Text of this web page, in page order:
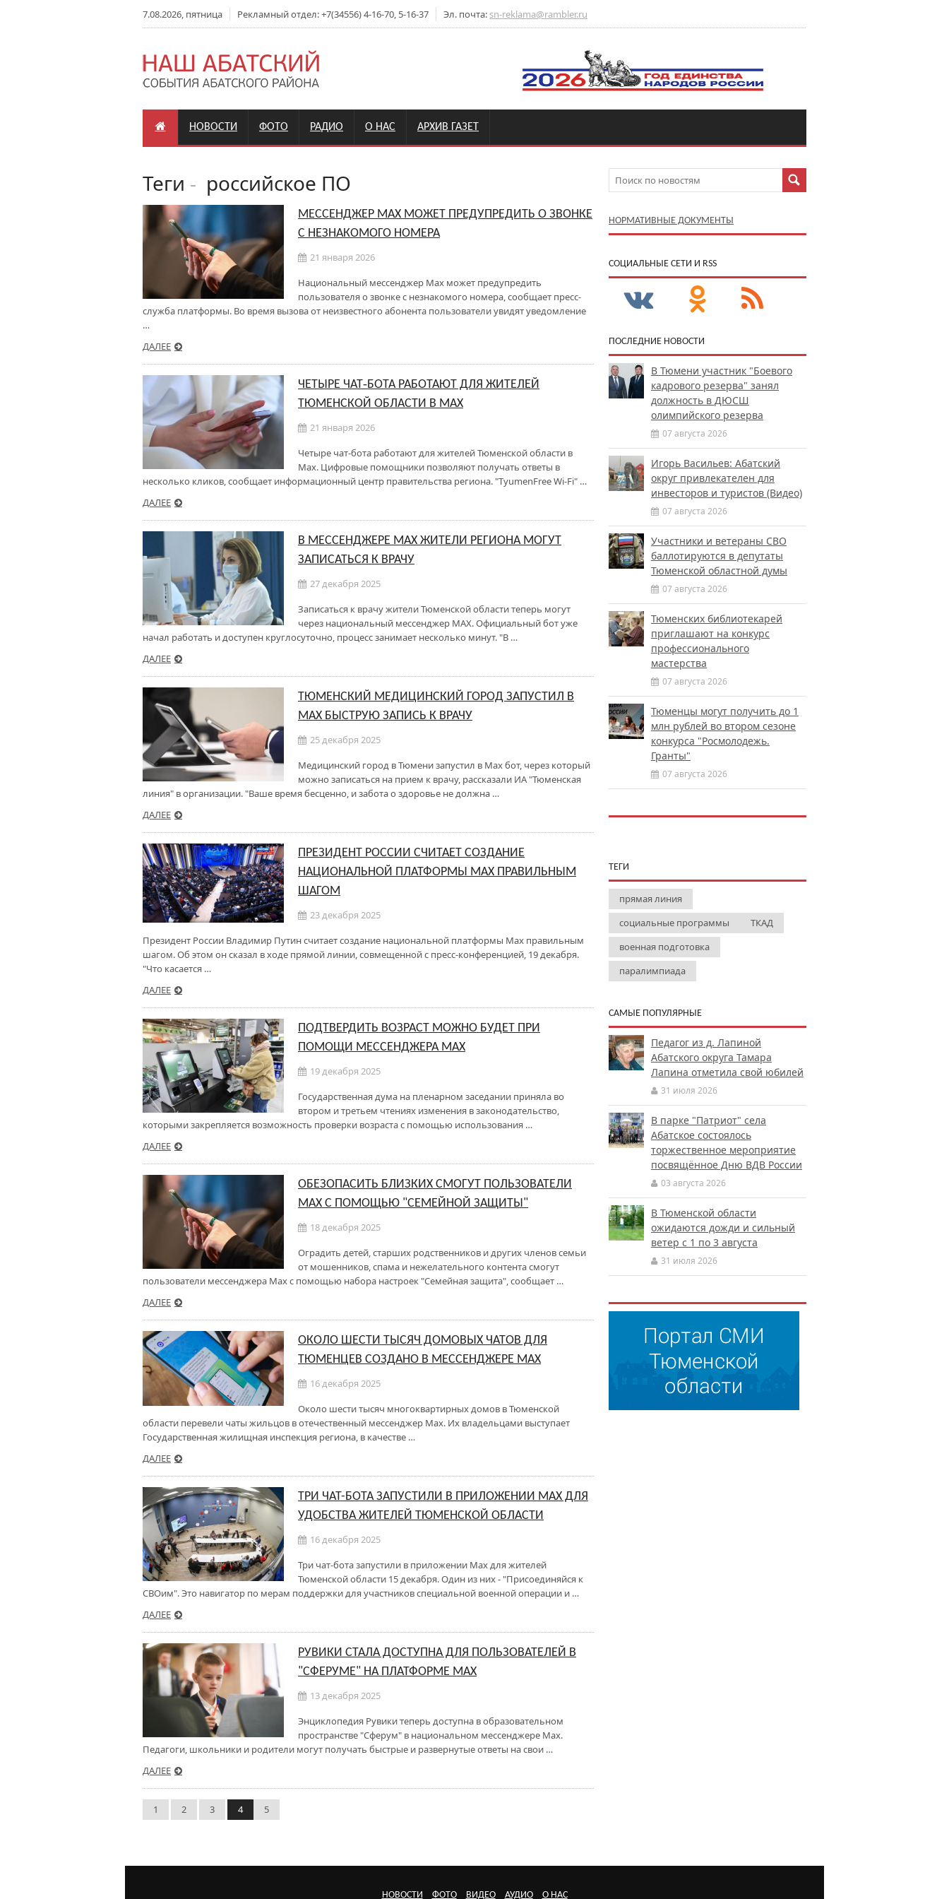
7.08.2026, пятница Рекламный отдел: +7(34556) 4-16-70, 5-16-37 Эл. почта: sn-reklama@rambler.ru
НОВОСТИ ФОТО РАДИО О НАС АРХИВ ГАЗЕТ
Теги - российское ПО
МЕССЕНДЖЕР МАХ МОЖЕТ ПРЕДУПРЕДИТЬ О ЗВОНКЕ
С НЕЗНАКОМОГО НОМЕРА
21 января 2026
Национальный мессенджер Мах может предупредить
пользователя о звонке с незнакомого номера, сообщает пресс-
служба платформы. Во время вызова от неизвестного абонента пользователи увидят уведомление
…
ДАЛЕЕ
ЧЕТЫРЕ ЧАТ‑БОТА РАБОТАЮТ ДЛЯ ЖИТЕЛЕЙ
ТЮМЕНСКОЙ ОБЛАСТИ В MAX
21 января 2026
Четыре чат‑бота работают для жителей Тюменской области в
Max. Цифровые помощники позволяют получать ответы в
несколько кликов, сообщает информационный центр правительства региона. "TyumenFree Wi-Fi" …
ДАЛЕЕ
В МЕССЕНДЖЕРЕ MAX ЖИТЕЛИ РЕГИОНА МОГУТ
ЗАПИСАТЬСЯ К ВРАЧУ
27 декабря 2025
Записаться к врачу жители Тюменской области теперь могут
через национальный мессенджер MAX. Официальный бот уже
начал работать и доступен круглосуточно, процесс занимает несколько минут. "В …
ДАЛЕЕ
ТЮМЕНСКИЙ МЕДИЦИНСКИЙ ГОРОД ЗАПУСТИЛ В
МАХ БЫСТРУЮ ЗАПИСЬ К ВРАЧУ
25 декабря 2025
Медицинский город в Тюмени запустил в Max бот, через который
можно записаться на прием к врачу, рассказали ИА "Тюменская
линия" в организации. "Ваше время бесценно, и забота о здоровье не должна …
ДАЛЕЕ
ПРЕЗИДЕНТ РОССИИ СЧИТАЕТ СОЗДАНИЕ
НАЦИОНАЛЬНОЙ ПЛАТФОРМЫ МАХ ПРАВИЛЬНЫМ
ШАГОМ
23 декабря 2025
Президент России Владимир Путин считает создание национальной платформы Мах правильным
шагом. Об этом он сказал в ходе прямой линии, совмещенной с пресс-конференцией, 19 декабря.
"Что касается …
ДАЛЕЕ
ПОДТВЕРДИТЬ ВОЗРАСТ МОЖНО БУДЕТ ПРИ
ПОМОЩИ МЕССЕНДЖЕРА МАХ
19 декабря 2025
Государственная дума на пленарном заседании приняла во
втором и третьем чтениях изменения в законодательство,
которыми закрепляется возможность проверки возраста с помощью использования …
ДАЛЕЕ
ОБЕЗОПАСИТЬ БЛИЗКИХ СМОГУТ ПОЛЬЗОВАТЕЛИ
МАХ С ПОМОЩЬЮ "СЕМЕЙНОЙ ЗАЩИТЫ"
18 декабря 2025
Оградить детей, старших родственников и других членов семьи
от мошенников, спама и нежелательного контента смогут
пользователи мессенджера Мах с помощью набора настроек "Семейная защита", сообщает …
ДАЛЕЕ
ОКОЛО ШЕСТИ ТЫСЯЧ ДОМОВЫХ ЧАТОВ ДЛЯ
ТЮМЕНЦЕВ СОЗДАНО В МЕССЕНДЖЕРЕ МАХ
16 декабря 2025
Около шести тысяч многоквартирных домов в Тюменской
области перевели чаты жильцов в отечественный мессенджер Мах. Их владельцами выступает
Государственная жилищная инспекция региона, в качестве …
ДАЛЕЕ
ТРИ ЧАТ-БОТА ЗАПУСТИЛИ В ПРИЛОЖЕНИИ MAX ДЛЯ
УДОБСТВА ЖИТЕЛЕЙ ТЮМЕНСКОЙ ОБЛАСТИ
16 декабря 2025
Три чат-бота запустили в приложении Max для жителей
Тюменской области 15 декабря. Один из них - "Присоединяйся к
СВОим". Это навигатор по мерам поддержки для участников специальной военной операции и …
ДАЛЕЕ
РУВИКИ СТАЛА ДОСТУПНА ДЛЯ ПОЛЬЗОВАТЕЛЕЙ В
"СФЕРУМЕ" НА ПЛАТФОРМЕ МАХ
13 декабря 2025
Энциклопедия Рувики теперь доступна в образовательном
пространстве "Сферум" в национальном мессенджере Мax.
Педагоги, школьники и родители могут получать быстрые и развернутые ответы на свои …
ДАЛЕЕ
1 2 3 4 5
НОРМАТИВНЫЕ ДОКУМЕНТЫ
CОЦИАЛЬНЫЕ СЕТИ И RSS
ПОСЛЕДНИЕ НОВОСТИ
В Тюмени участник "Боевого
кадрового резерва" занял
должность в ДЮСШ
олимпийского резерва
07 августа 2026
Игорь Васильев: Абатский
округ привлекателен для
инвесторов и туристов (Видео)
07 августа 2026
Участники и ветераны СВО
баллотируются в депутаты
Тюменской областной думы
07 августа 2026
Тюменских библиотекарей
приглашают на конкурс
профессионального
мастерства
07 августа 2026
Тюменцы могут получить до 1
млн рублей во втором сезоне
конкурса "Росмолодежь.
Гранты"
07 августа 2026
ТЕГИ
прямая линия
социальные программы
ТКАД
военная подготовка
паралимпиада
САМЫЕ ПОПУЛЯРНЫЕ
Педагог из д. Лапиной
Абатского округа Тамара
Лапина отметила свой юбилей
31 июля 2026
В парке "Патриот" села
Абатское состоялось
торжественное мероприятие
посвящённое Дню ВДВ России
03 августа 2026
В Тюменской области
ожидаются дожди и сильный
ветер с 1 по 3 августа
31 июля 2026
НОВОСТИ ФОТО ВИДЕО АУДИО О НАС